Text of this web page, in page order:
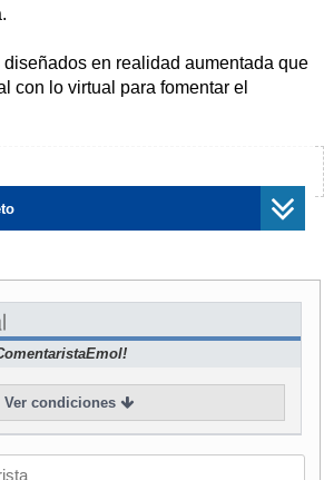
en realidad aumentada que
con lo virtual para fomentar el
a través de dispositivos móviles
educación en las distintas etapas de
como en casa.
interés de desarrollar un proyecto de
fines sociales y se desarrolló en
de algunos de sus miembros
Ver condiciones